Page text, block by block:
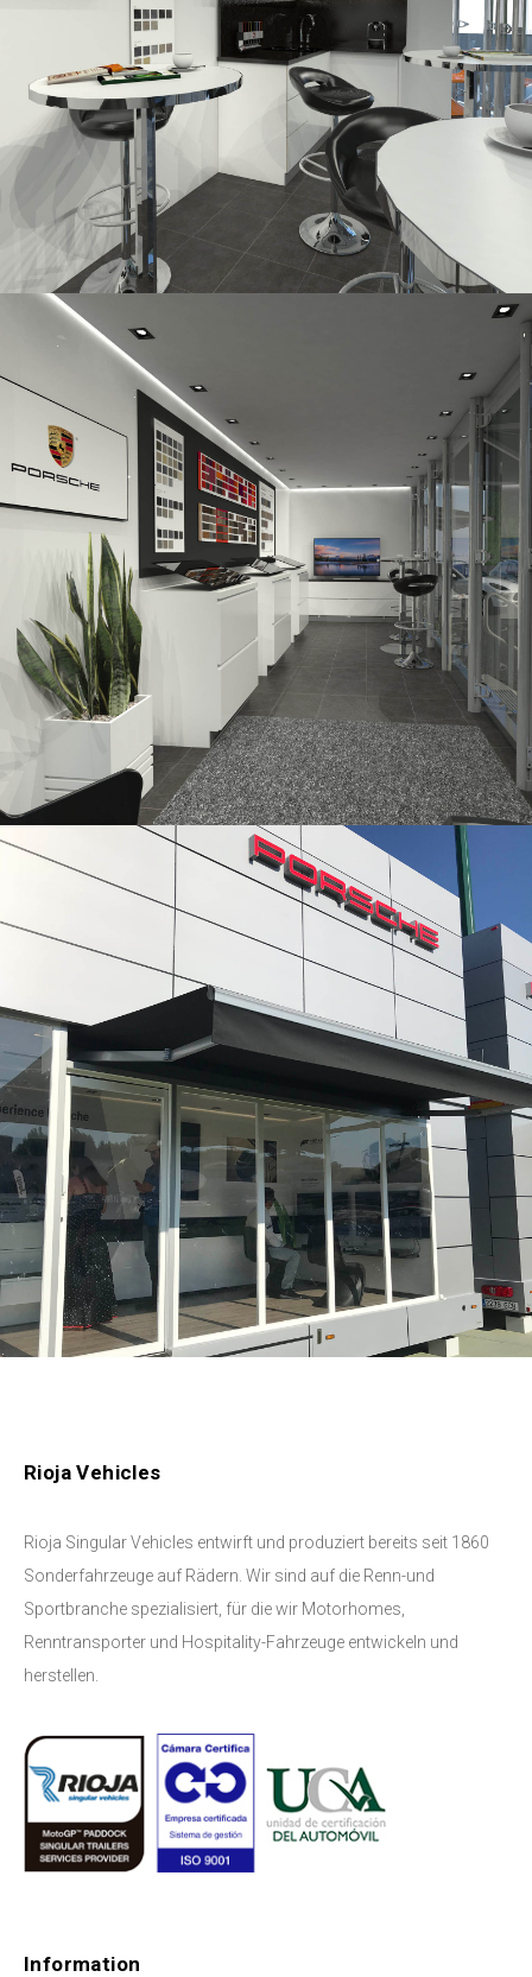
Rioja Vehicles
Rioja Singular Vehicles entwirft und produziert bereits seit 1860
Sonderfahrzeuge auf Rädern. Wir sind auf die Renn-und
Sportbranche spezialisiert, für die wir Motorhomes,
Renntransporter und Hospitality-Fahrzeuge entwickeln und
herstellen.
Information